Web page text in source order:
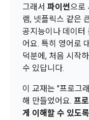
제공하는 모든 서비스
트를 통해 개인이 등
분류, 가공, 집계하여
3. "개인회원"이라 함
의하고 "회사"와 이용
하여 본인의 개인정보
용 의뢰 “기업회원”에
는 것에 동의한 “개인
정보주체로서 이용자
지고 있으며, 이를 어
드립니다. 또한, 법정
인정보 보호를 위해
합니다.
이미 발생한 피해를
움을 받을 수 있는지
2. 미동의 시 불이익 사
개인정보보호법 제22
는 동의 거부 하시더
단, 할인, 이벤트 및 이
안내 서비스가 제한됩니
3. 서비스 정보 수신 동
DACON에서 제공하는
그래서 파이썬으로
램, 넷플릭스 같은
공지능이나 데이터
어요. 특히 영어로
덕분에, 처음 시작
수 있답니다.
이 교재는 "프로그
해 만들었어요. 프
게 이해할 수 있도